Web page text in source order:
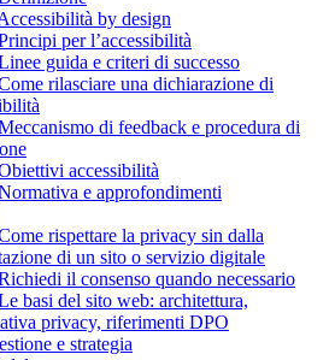
by design
per l’accessibilità
guida e criteri di successo
rilasciare una dichiarazione di
di feedback e procedura di
accessibilità
e approfondimenti
rispettare la privacy sin dalla
di un sito o servizio digitale
il consenso quando necessario
basi del sito web: architettura,
privacy, riferimenti DPO
e strategia